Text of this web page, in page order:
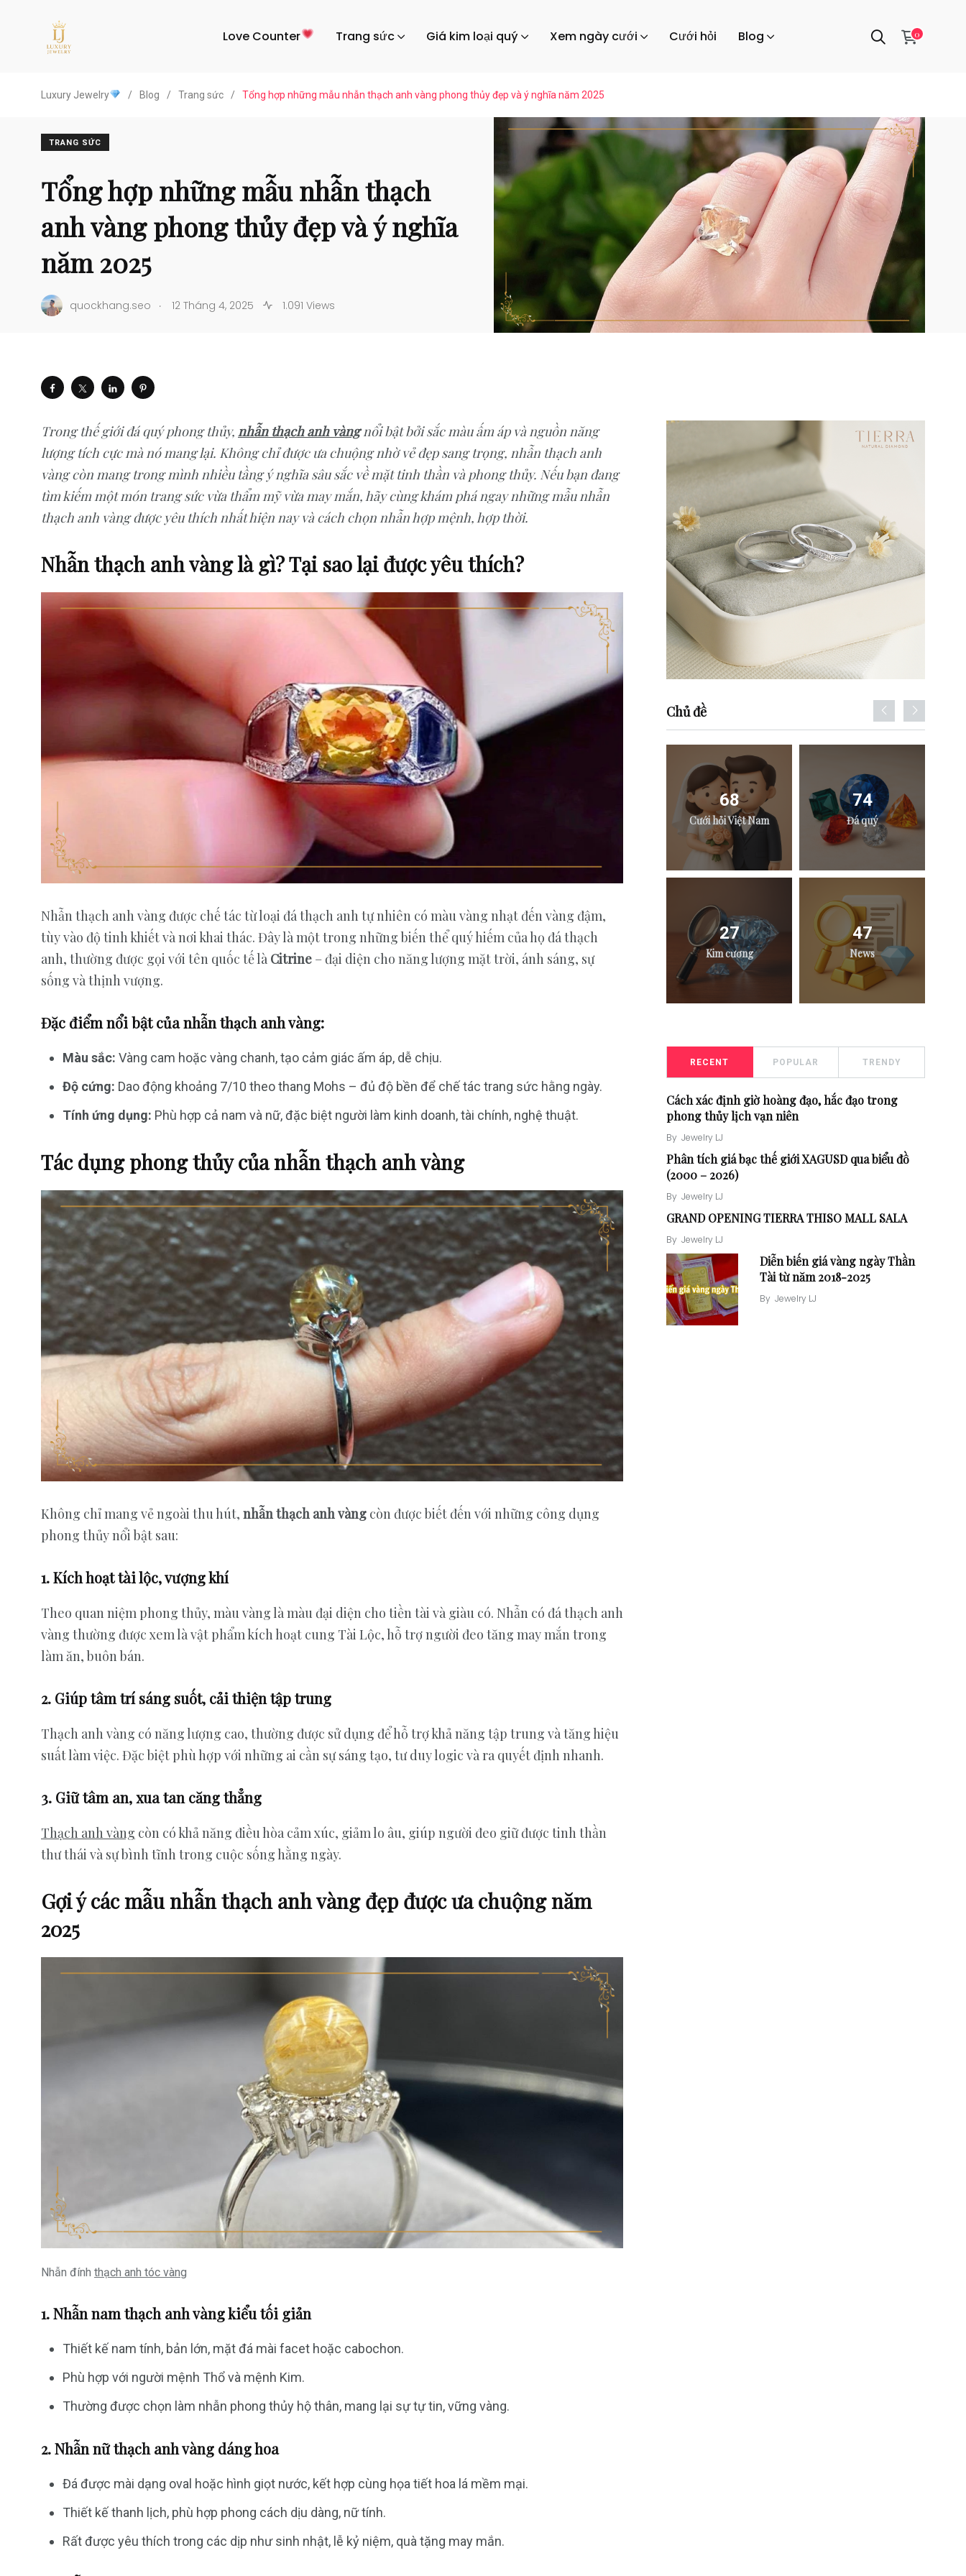
Love Counter Trang sức Giá kim loại quý Xem ngày cưới Cưới hỏi Blog 0
Luxury Jewelry / Blog / Trang sức / Tổng hợp những mẫu nhẫn thạch anh vàng phong thủy đẹp và ý nghĩa năm 2025
TRANG SỨC
Tổng hợp những mẫu nhẫn thạch
anh vàng phong thủy đẹp và ý nghĩa
năm 2025
quockhang.seo . 12 Tháng 4, 2025 1.091 Views
Trong thế giới đá quý phong thủy, nhẫn thạch anh vàngnổi bật bởi sắc màu ấm áp và nguồn năng
lượng tích cực mà nó mang lại. Không chỉ được ưa chuộng nhờ vẻ đẹp sang trọng, nhẫn thạch anh
vàng còn mang trong mình nhiều tầng ý nghĩa sâu sắc về mặt tinh thần và phong thủy. Nếu bạn đang
tìm kiếm một món trang sức vừa thẩm mỹ vừa may mắn, hãy cùng khám phá ngay những mẫu nhẫn
thạch anh vàng được yêu thích nhất hiện nay và cách chọn nhẫn hợp mệnh, hợp thời.
Nhẫn thạch anh vàng là gì? Tại sao lại được yêu thích?
Nhẫn thạch anh vàng được chế tác từ loại đá thạch anh tự nhiên có màu vàng nhạt đến vàng đậm,
tùy vào độ tinh khiết và nơi khai thác. Đây là một trong những biến thể quý hiếm của họ đá thạch
anh, thường được gọi với tên quốc tế là Citrine – đại diện cho năng lượng mặt trời, ánh sáng, sự
sống và thịnh vượng.
Đặc điểm nổi bật của nhẫn thạch anh vàng:
Màu sắc: Vàng cam hoặc vàng chanh, tạo cảm giác ấm áp, dễ chịu.
Độ cứng: Dao động khoảng 7/10 theo thang Mohs – đủ độ bền để chế tác trang sức hằng ngày.
Tính ứng dụng: Phù hợp cả nam và nữ, đặc biệt người làm kinh doanh, tài chính, nghệ thuật.
Tác dụng phong thủy của nhẫn thạch anh vàng
Không chỉ mang vẻ ngoài thu hút, nhẫn thạch anh vàng còn được biết đến với những công dụng
phong thủy nổi bật sau:
1. Kích hoạt tài lộc, vượng khí
Theo quan niệm phong thủy, màu vàng là màu đại diện cho tiền tài và giàu có. Nhẫn có đá thạch anh
vàng thường được xem là vật phẩm kích hoạt cung Tài Lộc, hỗ trợ người đeo tăng may mắn trong
làm ăn, buôn bán.
2. Giúp tâm trí sáng suốt, cải thiện tập trung
Thạch anh vàng có năng lượng cao, thường được sử dụng để hỗ trợ khả năng tập trung và tăng hiệu
suất làm việc. Đặc biệt phù hợp với những ai cần sự sáng tạo, tư duy logic và ra quyết định nhanh.
3. Giữ tâm an, xua tan căng thẳng
Thạch anh vàng còn có khả năng điều hòa cảm xúc, giảm lo âu, giúp người đeo giữ được tinh thần
thư thái và sự bình tĩnh trong cuộc sống hằng ngày.
Gợi ý các mẫu nhẫn thạch anh vàng đẹp được ưa chuộng năm
2025
Nhẫn đính thạch anh tóc vàng
1. Nhẫn nam thạch anh vàng kiểu tối giản
Thiết kế nam tính, bản lớn, mặt đá mài facet hoặc cabochon.
Phù hợp với người mệnh Thổ và mệnh Kim.
Thường được chọn làm nhẫn phong thủy hộ thân, mang lại sự tự tin, vững vàng.
2. Nhẫn nữ thạch anh vàng dáng hoa
Đá được mài dạng oval hoặc hình giọt nước, kết hợp cùng họa tiết hoa lá mềm mại.
Thiết kế thanh lịch, phù hợp phong cách dịu dàng, nữ tính.
Rất được yêu thích trong các dịp như sinh nhật, lễ kỷ niệm, quà tặng may mắn.
Chủ đề
74
27
Kim cương
47
News
33
Nhà hàng tiệc cưới
33
Thời trang
56
Trang sức
68
Cưới hỏi Việt Nam
74
Đá quý
27
Kim cương
47
News
RECENT POPULAR TRENDY
Cách xác định giờ hoàng đạo, hắc đạo trong
phong thủy lịch vạn niên
By Jewelry LJ
Phân tích giá bạc thế giới XAGUSD qua biểu đồ
(2000 – 2026)
By Jewelry LJ
GRAND OPENING TIERRA THISO MALL SALA
By Jewelry LJ
Diễn biến giá vàng ngày Thần
Tài từ năm 2018-2025
By Jewelry LJ